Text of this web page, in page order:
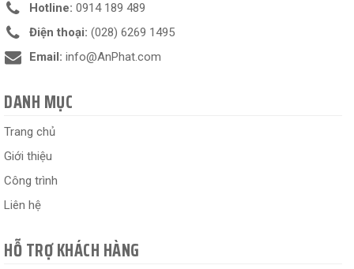
Hotline: 0914 189 489
Điện thoại: (028) 6269 1495
Email: info@AnPhat.com
DANH MỤC
Trang chủ
Giới thiệu
Công trình
Liên hệ
HỖ TRỢ KHÁCH HÀNG